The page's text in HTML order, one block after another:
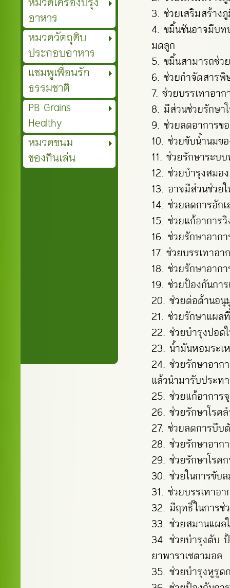
อาหาร
หมวดวัตถุดิบ
ประกอบอาหาร
แชมพูเพื่อนรัก
ธรรมชาติ
PB Grains
Healthy
หมวดขนม
ของกินเล่น
ช่วยเสริมสร้าง
ขมิ้นชันอาจมีบท
มดลูก
ขมิ้นสามารถช่ว
ช่วยกำจัดสารพิ
ช่วยบรรเทาอาก
มีส่วนช่วยรักษา
ช่วยลดอาการข
ช่วยขับน้ำนมข
ช่วยรักษาระบ
ช่วยบำรุงสมอ
อาจมีส่วนช่วย
ช่วยลดการอัก
ช่วยแก้อาการ
ช่วยรักษาอาก
ช่วยบรรเทาอา
ช่วยรักษาอาก
ช่วยป้องกันกา
ช่วยต่อต้านอนุ
ช่วยรักษาแผล
ช่วยบำรุงปอด
น้ำมันหอมระเ
ช่วยรักษาอาก
แล้วนำมารับประท
ช่วยแก้อากา
ช่วยรักษาโรค
ช่วยลดการบีบ
ช่วยรักษาอาก
ช่วยรักษาโรค
ช่วยในการขับ
ช่วยบรรเทาอ
มีฤทธิ์ในการช่
ช่วยสมานแผล
ช่วยบำรุงตับ
ยาพาราเซตามอล
ช่วยบำรุงหูรูด